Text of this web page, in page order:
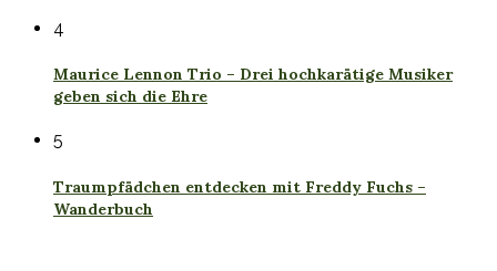
4
Maurice Lennon Trio – Drei hochkarätige Musiker
geben sich die Ehre
5
Traumpfädchen entdecken mit Freddy Fuchs –
Wanderbuch